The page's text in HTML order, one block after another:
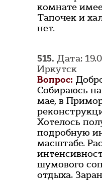
комнате
Тапочек и
нет.
515. Дата:
Иркутск
Вопрос:
Собираюсь
мае, в
Хотелось
подробную
масштабе.
шумового
отдыха.